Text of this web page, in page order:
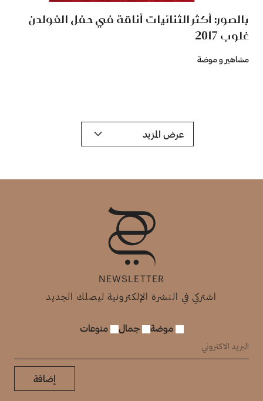
بالصور: أكثر الثنائيات أناقة في حفل الغولدن
غلوب 2017
مشاهير و موضة
عرض المزيد
NEWSLETTER
اشتركي في النشرة الإلكترونية ليصلك الجديد
موضة جمال منوعات
إضافة